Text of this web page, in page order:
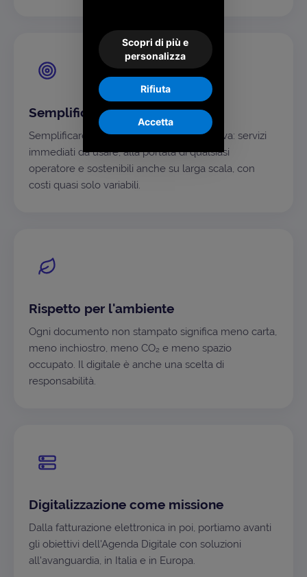
Semplificare, sempre
Semplificare è la nostra ossessione positiva: servizi
immediati da usare, alla portata di qualsiasi
operatore e sostenibili anche su larga scala, con
costi quasi solo variabili.
Rispetto per l'ambiente
Ogni documento non stampato significa meno carta,
meno inchiostro, meno CO₂ e meno spazio
occupato. Il digitale è anche una scelta di
responsabilità.
Digitalizzazione come missione
Dalla fatturazione elettronica in poi, portiamo avanti
gli obiettivi dell'Agenda Digitale con soluzioni
all'avanguardia, in Italia e in Europa.
Scopri di più e
personalizza
Rifiuta
Accetta